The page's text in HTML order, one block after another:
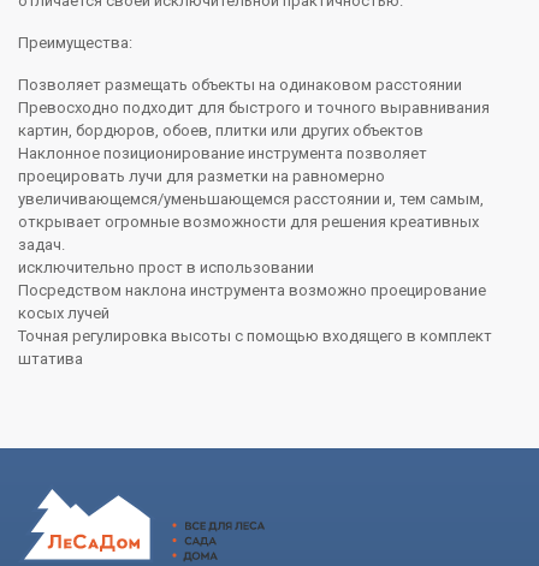
Преимущества:
Позволяет размещать объекты на одинаковом расстоянии
Превосходно подходит для быстрого и точного выравнивания
картин, бордюров, обоев, плитки или других объектов
Наклонное позиционирование инструмента позволяет
проецировать лучи для разметки на равномерно
увеличивающемся/уменьшающемся расстоянии и, тем самым,
открывает огромные возможности для решения креативных
задач.
исключительно прост в использовании
Посредством наклона инструмента возможно проецирование
косых лучей
Точная регулировка высоты с помощью входящего в комплект
штатива